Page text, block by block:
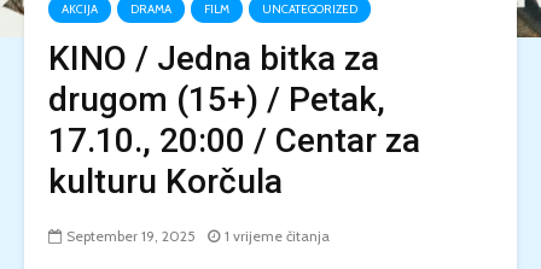
AKCIJA DRAMA FILM UNCATEGORIZED
KINO / Jedna bitka za
drugom (15+) / Petak,
17.10., 20:00 / Centar za
kulturu Korčula
September 19, 2025 1 vrijeme čitanja